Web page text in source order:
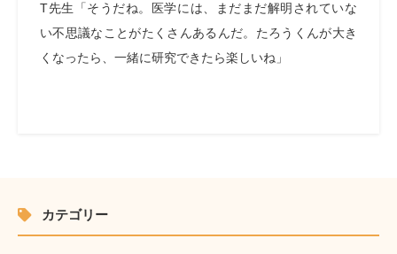
T先生「そうだね。医学には、まだまだ解明されていな
い不思議なことがたくさんあるんだ。たろうくんが大き
くなったら、一緒に研究できたら楽しいね」
カテゴリー